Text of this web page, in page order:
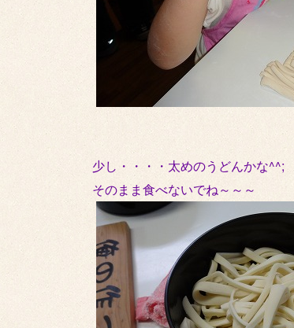
少し・・・・太めのうどんかな^^;
そのまま食べないでね～～～